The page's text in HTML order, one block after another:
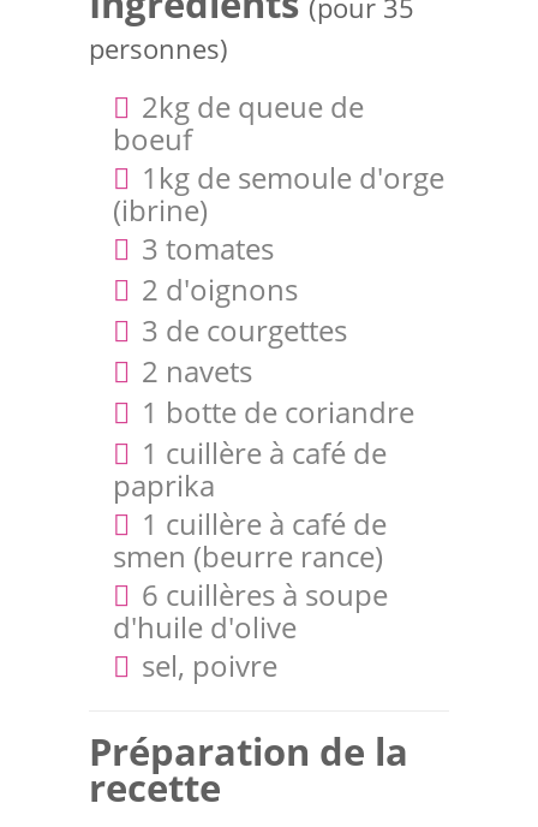
(pour 35
personnes)
2kg de queue de
boeuf
1kg de semoule d'orge
(ibrine)
3 tomates
2 d'oignons
3 de courgettes
2 navets
1 botte de coriandre
1 cuillère à café de
paprika
1 cuillère à café de
smen (beurre rance)
6 cuillères à soupe
d'huile d'olive
sel, poivre
Préparation de la
recette